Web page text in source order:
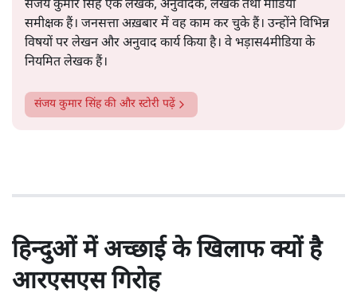
संजय कुमार सिंह एक लेखक, अनुवादक, लेखक तथा मीडिया
समीक्षक हैं। जनसत्ता अख़बार में वह काम कर चुके हैं। उन्होंने विभिन्न
विषयों पर लेखन और अनुवाद कार्य किया है। वे भड़ास4मीडिया के
नियमित लेखक हैं।
संजय कुमार सिंहकी और स्टोरी पढ़ें
हिन्दुओं में अच्छाई के खिलाफ क्यों है
आरएसएस गिरोह